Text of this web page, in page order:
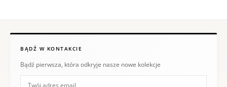
BĄDŹ W KONTAKCIE
Bądź pierwsza, która odkryje nasze nowe kolekcje